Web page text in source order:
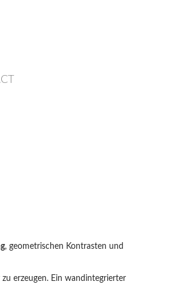
, geometrischen Kontrasten und
erzeugen. Ein wandintegrierter